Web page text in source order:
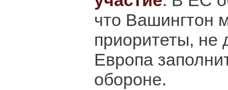
что Вашингтон
приоритеты, не
Европа
обороне.